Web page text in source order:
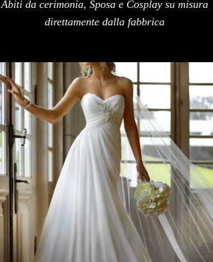
Abiti da cerimonia, Sposa e Cosplay su misura
direttamente dalla fabbrica